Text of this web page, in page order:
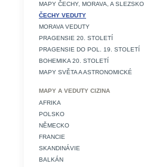
MAPY ČECHY, MORAVA, A SLEZSKO
ČECHY VEDUTY
MORAVA VEDUTY
PRAGENSIE 20. STOLETÍ
PRAGENSIE DO POL. 19. STOLETÍ
BOHEMIKA 20. STOLETÍ
MAPY SVĚTA A ASTRONOMICKÉ
MAPY A VEDUTY CIZINA
AFRIKA
POLSKO
NĚMECKO
FRANCIE
SKANDINÁVIE
BALKÁN